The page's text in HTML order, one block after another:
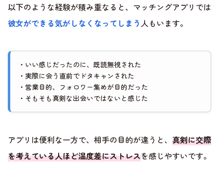
以下のような経験が積み重なると、マッチングアプリでは
彼女ができる気がしなくなってしまう 人もいます。
・いい感じだったのに、既読無視された
・実際に会う直前でドタキャンされた
・営業目的、フォロワー集めが目的だった
・そもそも真剣な出会いではないと感じた
アプリは便利な一方で、相手の目的が違うと、 真剣に交際
を考えている人ほど温度差にストレスを感じやすいです。